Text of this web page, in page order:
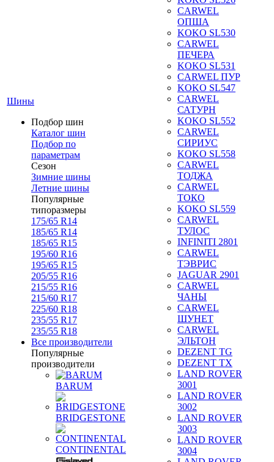
Шины
Подбор шин
Каталог шин
Подбор по
параметрам
Сезон
Зимние шины
Летние шины
Популярные
типоразмеры
175/65 R14
185/65 R14
185/65 R15
195/60 R16
195/65 R15
205/55 R16
215/55 R16
215/60 R17
225/60 R18
235/55 R17
235/55 R18
Все производители
Популярные
производители
BARUM
BRIDGESTONE
CONTINENTAL
CARWEL
ОПША
KOKO SL530
CARWEL
ПЕЧЕРА
KOKO SL531
CARWEL ПУР
KOKO SL547
CARWEL
САТУРН
KOKO SL552
CARWEL
СИРИУС
KOKO SL558
CARWEL
ТОДЖА
CARWEL
ТОКО
KOKO SL559
CARWEL
ТУЛОС
INFINITI 2801
CARWEL
ТЭВРИС
JAGUAR 2901
CARWEL
ЧАНЫ
CARWEL
ШУНЕТ
CARWEL
ЭЛЬТОН
DEZENT TG
DEZENT TX
LAND ROVER
3001
LAND ROVER
3002
LAND ROVER
3003
LAND ROVER
3004